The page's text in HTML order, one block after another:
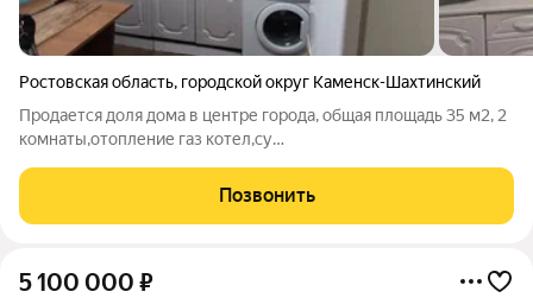
Ростовская область, городской округ Каменск-Шахтинский
Продается доля дома в центре города, общая площадь 35 м2, 2
комнаты,отопление газ котел,су
окна,косметический ремонт,высокие потолки. номер в базе
355
Позвонить
5 100 000 ₽